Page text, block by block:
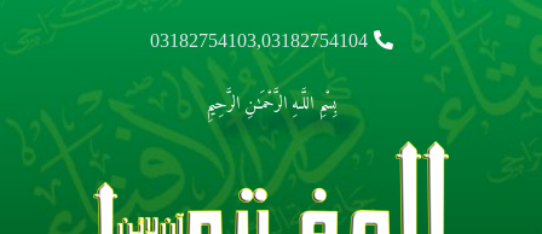
03182754103,03182754104
بِسْمِ اللَّـهِ الرَّحْمَـٰنِ الرَّحِيمِ